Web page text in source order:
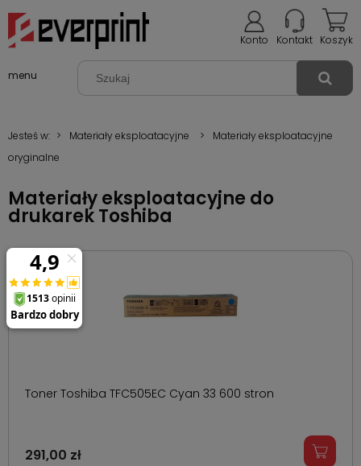
Koszyk
Kontakt
Konto
menu
Jesteś w: > Materiały eksploatacyjne >
Materiały eksploatacyjne
oryginalne
Materiały eksploatacyjne do
drukarek Toshiba
Toner Toshiba TFC505EC Cyan 33 600 stron
291,00 zł